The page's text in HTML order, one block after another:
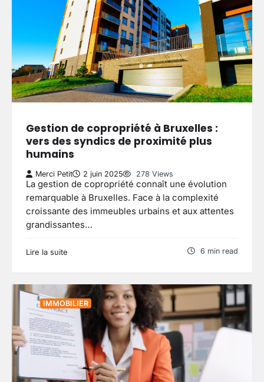
Gestion de copropriété à Bruxelles :
vers des syndics de proximité plus
humains
Merci Petit 2 juin 2025 278 Views
La gestion de copropriété connaît une évolution
remarquable à Bruxelles. Face à la complexité
croissante des immeubles urbains et aux attentes
grandissantes…
Lire la suite 6 min read
IMMOBILIER